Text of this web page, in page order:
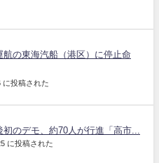
航の東海汽船（港区）に停止命
に投稿された
のデモ、約70人が行進「高市...
に投稿された